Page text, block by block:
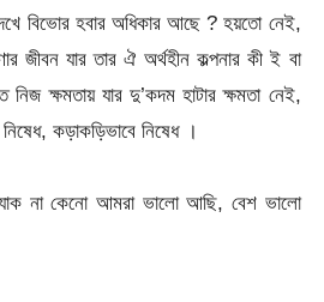
বিভোর হবার অধিকার আছে ? হয়তো নেই,
জীবন যার তার ঐ অর্থহীন কল্পনার কী ই বা
ক্ষমতায় যার দু’কদম হাটার ক্ষমতা নেই,
কড়াকড়িভাবে নিষেধ ।
না কেনো আমরা ভালো আছি, বেশ ভালো